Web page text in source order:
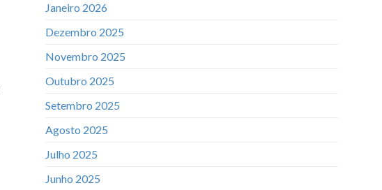
Janeiro 2026
Dezembro 2025
Novembro 2025
Outubro 2025
Setembro 2025
Agosto 2025
Julho 2025
Junho 2025